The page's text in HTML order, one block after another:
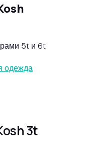
5t и 6t
одежда
3t